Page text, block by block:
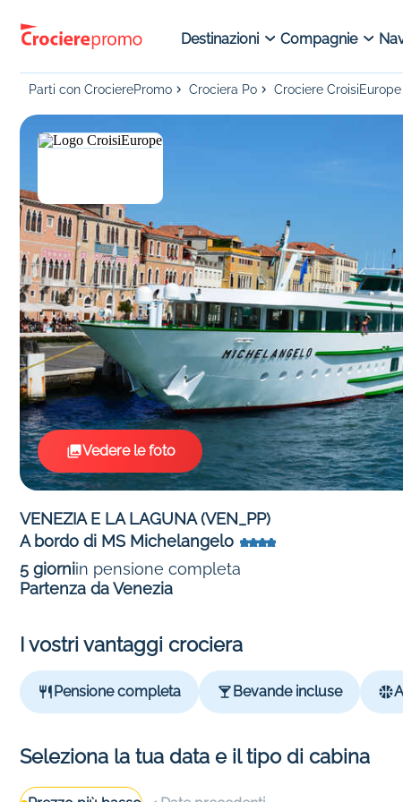
Destinazioni Compagnie
Parti con CrocierePromo Crociera Po Crociere CroisiEurope
Vedere le foto
VENEZIA E LA LAGUNA (VEN_PP)
A bordo di MS Michelangelo
5 giorniin pensione completa
Partenza da Venezia
I vostri vantaggi crociera
Pensione completa Bevande incluse
Seleziona la tua data e il tipo di cabina